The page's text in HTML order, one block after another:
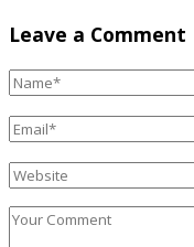
Leave a Comment